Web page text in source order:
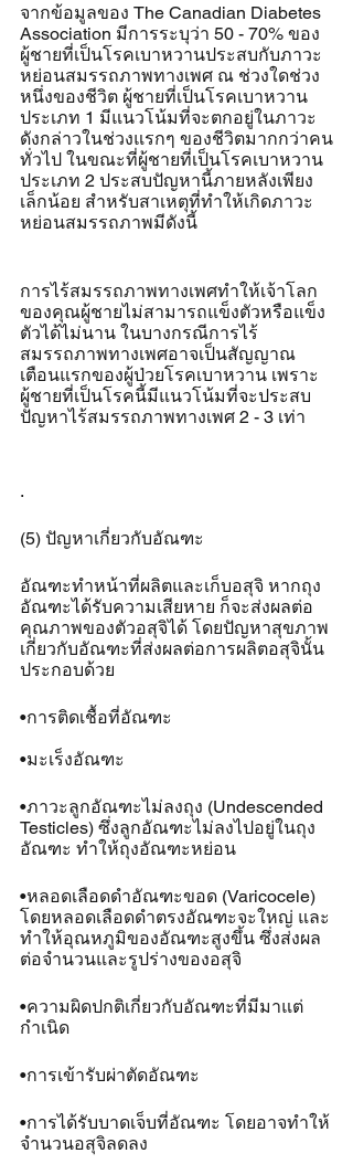
จากข้อมูลของ The Canadian Diabetes
Association มีการระบุว่า 50 - 70% ของ
ผู้ชายที่เป็นโรคเบาหวานประสบกับภาวะ
หย่อนสมรรถภาพทางเพศ ณ ช่วงใดช่วง
หนึ่งของชีวิต ผู้ชายที่เป็นโรคเบาหวาน
ประเภท 1 มีแนวโน้มที่จะตกอยู่ในภาวะ
ดังกล่าวในช่วงแรกๆ ของชีวิตมากกว่าคน
ทั่วไป ในขณะที่ผู้ชายที่เป็นโรคเบาหวาน
ประเภท 2 ประสบปัญหานี้ภายหลังเพียง
เล็กน้อย สำหรับสาเหตุที่ทำให้เกิดภาวะ
หย่อนสมรรถภาพมีดังนี้
การไร้สมรรถภาพทางเพศทำให้เจ้าโลก
ของคุณผู้ชายไม่สามารถแข็งตัวหรือแข็ง
ตัวได้ไม่นาน ในบางกรณีการไร้
สมรรถภาพทางเพศอาจเป็นสัญญาณ
เตือนแรกของผู้ป่วยโรคเบาหวาน เพราะ
ผู้ชายที่เป็นโรคนี้มีแนวโน้มที่จะประสบ
ปัญหาไร้สมรรถภาพทางเพศ 2 - 3 เท่า
.
(5) ปัญหาเกี่ยวกับอัณฑะ
อัณฑะทำหน้าที่ผลิตและเก็บอสุจิ หากถุง
อัณฑะได้รับความเสียหาย ก็จะส่งผลต่อ
คุณภาพของตัวอสุจิได้ โดยปัญหาสุขภาพ
เกี่ยวกับอัณฑะที่ส่งผลต่อการผลิตอสุจินั้น
ประกอบด้วย
•การติดเชื้อที่อัณฑะ
•มะเร็งอัณฑะ
•ภาวะลูกอัณฑะไม่ลงถุง (Undescended
Testicles) ซึ่งลูกอัณฑะไม่ลงไปอยู่ในถุง
อัณฑะ ทำให้ถุงอัณฑะหย่อน
•หลอดเลือดดำอัณฑะขอด (Varicocele)
โดยหลอดเลือดดำตรงอัณฑะจะใหญ่ และ
ทำให้อุณหภูมิของอัณฑะสูงขึ้น ซึ่งส่งผล
ต่อจำนวนและรูปร่างของอสุจิ
•ความผิดปกติเกี่ยวกับอัณฑะที่มีมาแต่
กำเนิด
•การเข้ารับผ่าตัดอัณฑะ
•การได้รับบาดเจ็บที่อัณฑะ โดยอาจทำให้
จำนวนอสุจิลดลง